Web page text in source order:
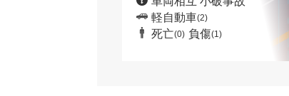
軽自動車(2)
死亡(0) 負傷(1)